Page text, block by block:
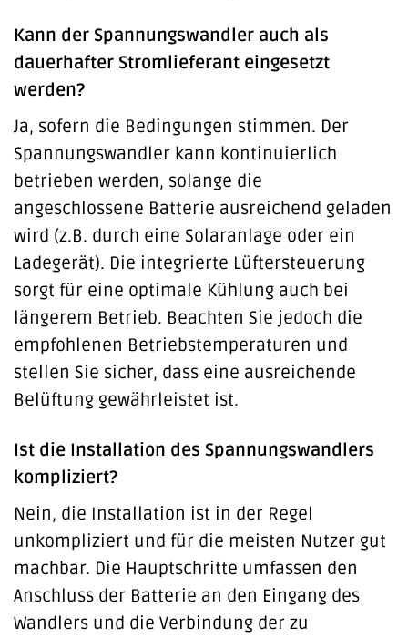
Kann der Spannungswandler auch als
dauerhafter Stromlieferant eingesetzt
werden?
Ja, sofern die Bedingungen stimmen. Der
Spannungswandler kann kontinuierlich
betrieben werden, solange die
angeschlossene Batterie ausreichend geladen
wird (z.B. durch eine Solaranlage oder ein
Ladegerät). Die integrierte Lüftersteuerung
sorgt für eine optimale Kühlung auch bei
längerem Betrieb. Beachten Sie jedoch die
empfohlenen Betriebstemperaturen und
stellen Sie sicher, dass eine ausreichende
Belüftung gewährleistet ist.
Ist die Installation des Spannungswandlers
kompliziert?
Nein, die Installation ist in der Regel
unkompliziert und für die meisten Nutzer gut
machbar. Die Hauptschritte umfassen den
Anschluss der Batterie an den Eingang des
Wandlers und die Verbindung der zu